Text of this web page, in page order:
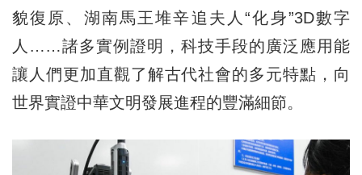
貌復原、湖南馬王堆辛追夫人“化身”3D數字
人……諸多實例證明，科技手段的廣泛應用能
讓人們更加直觀了解古代社會的多元特點，向
世界實證中華文明發展進程的豐滿細節。